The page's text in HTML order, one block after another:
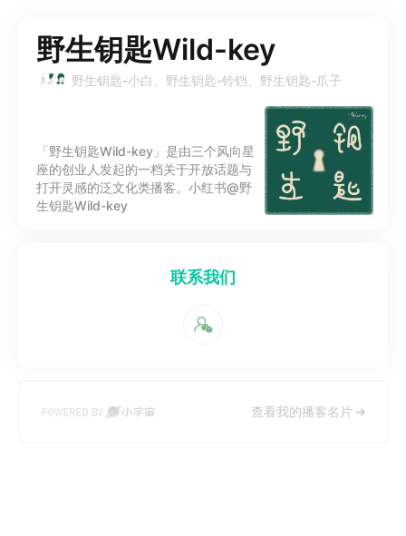
野生钥匙Wild-key
野生钥匙-小白、野生钥匙-铃铛、野生钥匙-爪子
「野生钥匙Wild-key」是由三个风向星
座的创业人发起的一档关于开放话题与
打开灵感的泛文化类播客。小红书@野
生钥匙Wild-key
联系我们
查看我的播客名片